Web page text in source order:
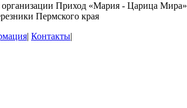
организации Приход «Мария - Царица Мира»
Пермского края
| Контакты|